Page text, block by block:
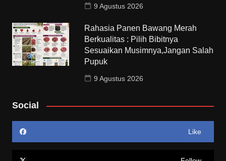
9 Agustus 2026
Rahasia Panen Bawang Merah
Berkualitas : Pilih Bibitnya
Sesuaikan Musimnya,Jangan Salah
Pupuk
9 Agustus 2026
Social
Like